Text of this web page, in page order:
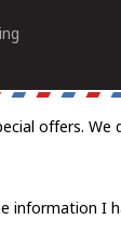
offers. We
I